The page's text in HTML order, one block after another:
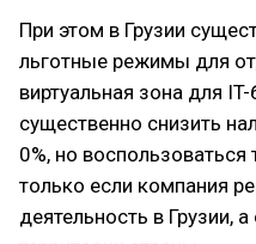
При этом в Грузии
льготные режимы для
виртуальная зона для
существенно снизить
0%, но
только если компания
деятельность в Грузии,